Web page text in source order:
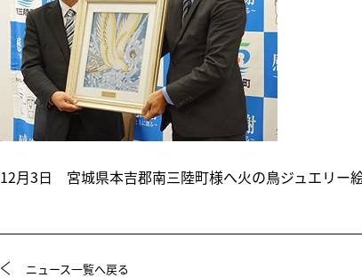
12月3日 宮城県本吉郡南三陸町様へ火の鳥ジュエリー
ニュース一覧へ戻る